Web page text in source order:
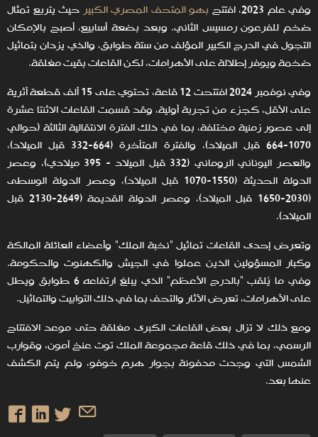
وفي عام 2023، افتتح
بهو المتحف المصري الكبيرحيث يتربع تمثال
ضخم للفرعون رمسيس الثاني. وبعد بضعة أسابيع، أصبح بالإمكان
التجول في الدرج الكبير المؤلف من ستة طوابق، والذي يزدان بتماثيل
ضخمة ويوفر إطلالة على الأهرامات، لكن القاعات بقيت مغلقة.
وفي نوفمبر 2024 افتتحت 12 قاعة، تحتوي على 15 ألف قطعة أثرية
على الأقل، كجزء من تجربة أولية، وقد قسمت القاعات الاثنتا عشرة
إلى عصور زمنية مختلفة، بما في ذلك الفترة الانتقالية الثالثة (حوالي
1070-664 قبل الميلاد)، والفترة المتأخرة (664-332 قبل الميلاد)،
والعصر اليوناني الروماني (332 قبل الميلاد - 395 ميلادي)، وعصر
الدولة الحديثة (1550-1070 قبل الميلاد)، وعصر الدولة الوسطى
(2030-1650 قبل الميلاد)، وعصر الدولة القديمة (2649-2130 قبل
الميلاد).
وتعرض إحدى القاعات تماثيل "نخبة الملك" وأعضاء العائلة المالكة
وكبار المسؤولين الذين عملوا في الجيش والكهنوت والحكومة.
وفي ما يُلقب "بالدرج الأعظم" الذي يبلغ ارتفاعه 6 طوابق ويطل
على الأهرامات، تعرض الآثار والتحف بما في ذلك التوابيت والتماثيل.
ومع ذلك لا تزال بعض القاعات الكبرى مغلقة حتى موعد الافتتاح
الرسمي، بما في ذلك قاعة مجموعة الملك توت عنخ آمون، وقوارب
الشمس التي وجدت مدفونة بجوار هرم خوفو، ولم يتم الكشف
عنها بعد.